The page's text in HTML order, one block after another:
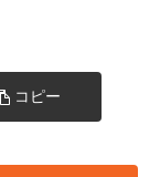
コピー